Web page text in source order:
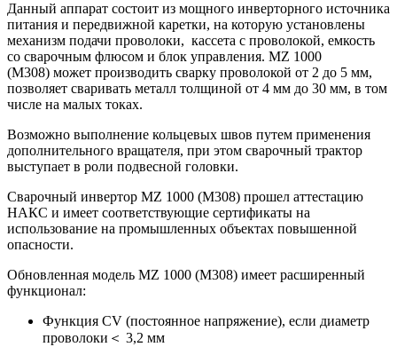
Данный аппарат состоит из мощного инверторного источника
питания и передвижной каретки, на которую установлены
механизм подачи проволоки, кассета с проволокой, емкость
со сварочным флюсом и блок управления. MZ 1000
(М308) может производить сварку проволокой от 2 до 5 мм,
позволяет сваривать металл толщиной от 4 мм до 30 мм, в том
числе на малых токах.
Возможно выполнение кольцевых швов путем применения
дополнительного вращателя, при этом сварочный трактор
выступает в роли подвесной головки.
Сварочный инвертор MZ 1000 (М308) прошел аттестацию
НАКС и имеет соответствующие сертификаты на
использование на промышленных объектах повышенной
опасности.
Обновленная модель MZ 1000 (М308) имеет расширенный
функционал:
Функция СV (постоянное напряжение), если диаметр
проволоки＜ 3,2 мм